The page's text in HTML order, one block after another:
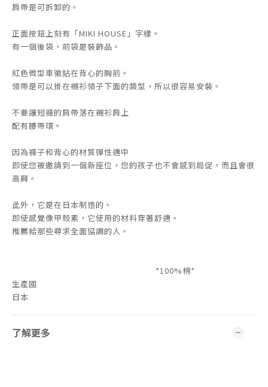
肩帶是可拆卸的。
正面按鈕上刻有「MIKI HOUSE」字樣。
有一個後袋，前袋是裝飾品。
紅色微型車徽貼在背心的胸前。
領帶是可以掛在襯衫領子下面的類型，所以很容易安裝。
不要讓短褲的肩帶落在襯衫肩上
配有腰帶環。
因為褲子和背心的材質彈性適中
即使您被邀請到一個新座位，您的孩子也不會感到局促，而且會很
高興。
此外，它是在日本制造的。
即使感覺像甲殼素，它使用的材料穿著舒適。
推薦給那些尋求全面協調的人。
*100%棉*
生產國
日本
了解更多